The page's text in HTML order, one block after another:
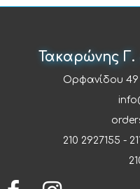
Τακαρώνης Γ.
Ορφανίδου 49
210 2927155 -